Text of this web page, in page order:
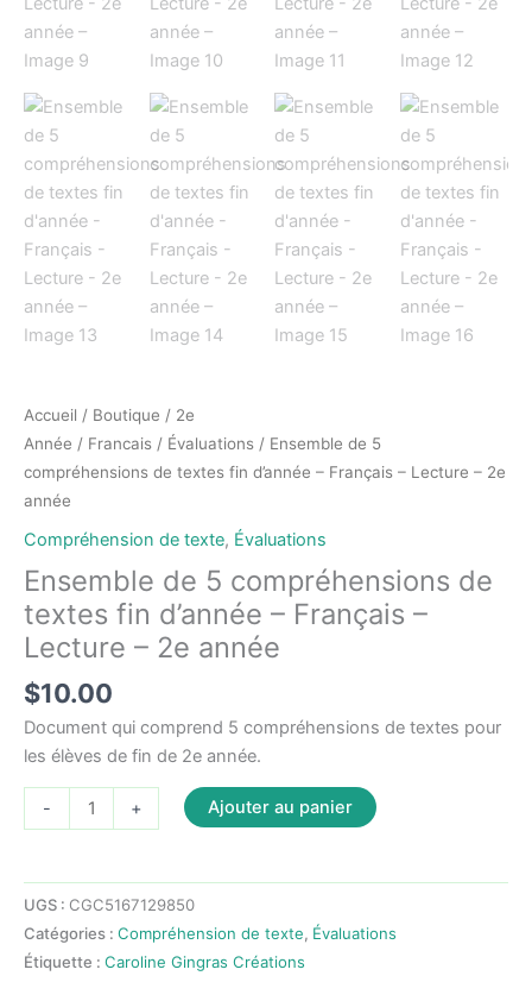
Accueil / Boutique / 2e
Année / Francais / Évaluations / Ensemble de 5
compréhensions de textes fin d’année – Français – Lecture – 2e
année
Compréhension de texte, Évaluations
Ensemble de 5 compréhensions de
textes fin d’année – Français –
Lecture – 2e année
$10.00
Document qui comprend 5 compréhensions de textes pour
les élèves de fin de 2e année.
-
de
de
5
compréhensions
de
+ Ajouter au panier
UGS : CGC5167129850
Catégories : Compréhension de texte, Évaluations
Étiquette : Caroline Gingras Créations